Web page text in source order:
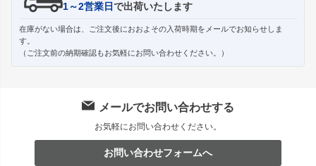
1～2営業日で出荷いたします
在庫がない場合は、ご注文後におおよその入荷時期をメールでお知らせしま
す。
（ご注文前の納期確認もお気軽にお問い合わせください。）
メールでお問い合わせする
お気軽にお問い合わせください。
お問い合わせフォームへ